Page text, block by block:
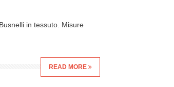
in tessuto. Misure
READ MORE